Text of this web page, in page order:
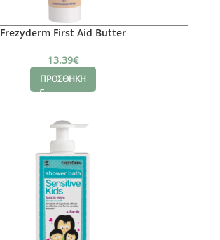
Frezyderm First Aid Butter
13.39€
ΠΡΟΣΘΗΚΗ